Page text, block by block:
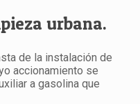
urbana.
de la instalación de
accionamiento se
a gasolina que